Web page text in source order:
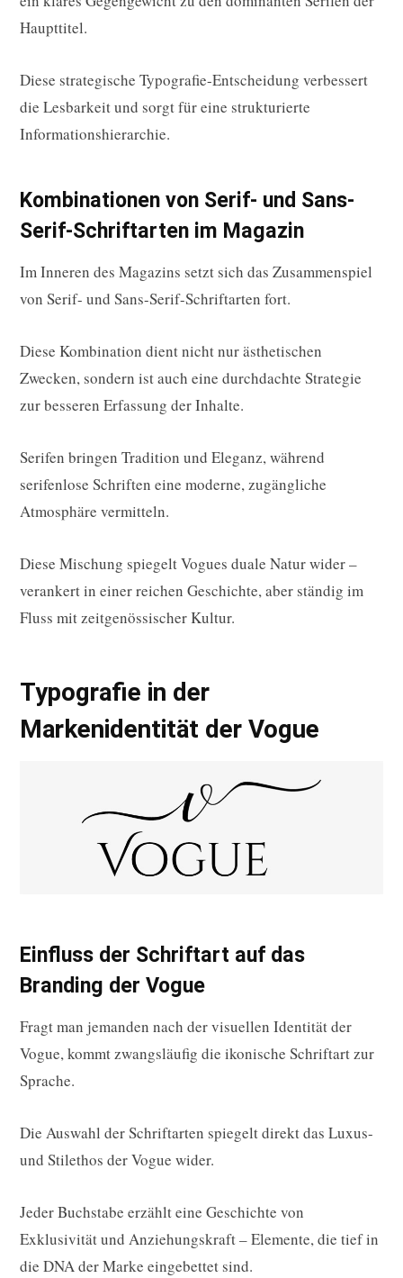
Haupttitel.
Diese strategische Typografie-Entscheidung verbessert
die Lesbarkeit und sorgt für eine strukturierte
Informationshierarchie.
Kombinationen von Serif- und Sans-
Serif-Schriftarten im Magazin
Im Inneren des Magazins setzt sich das Zusammenspiel
von Serif- und Sans-Serif-Schriftarten fort.
Diese Kombination dient nicht nur ästhetischen
Zwecken, sondern ist auch eine durchdachte Strategie
zur besseren Erfassung der Inhalte.
Serifen bringen Tradition und Eleganz, während
serifenlose Schriften eine moderne, zugängliche
Atmosphäre vermitteln.
Diese Mischung spiegelt Vogues duale Natur wider –
verankert in einer reichen Geschichte, aber ständig im
Fluss mit zeitgenössischer Kultur.
Typografie in der
Markenidentität der Vogue
Einfluss der Schriftart auf das
Branding der Vogue
Fragt man jemanden nach der visuellen Identität der
Vogue, kommt zwangsläufig die ikonische Schriftart zur
Sprache.
Die Auswahl der Schriftarten spiegelt direkt das Luxus-
und Stilethos der Vogue wider.
Jeder Buchstabe erzählt eine Geschichte von
Exklusivität und Anziehungskraft – Elemente, die tief in
die DNA der Marke eingebettet sind.